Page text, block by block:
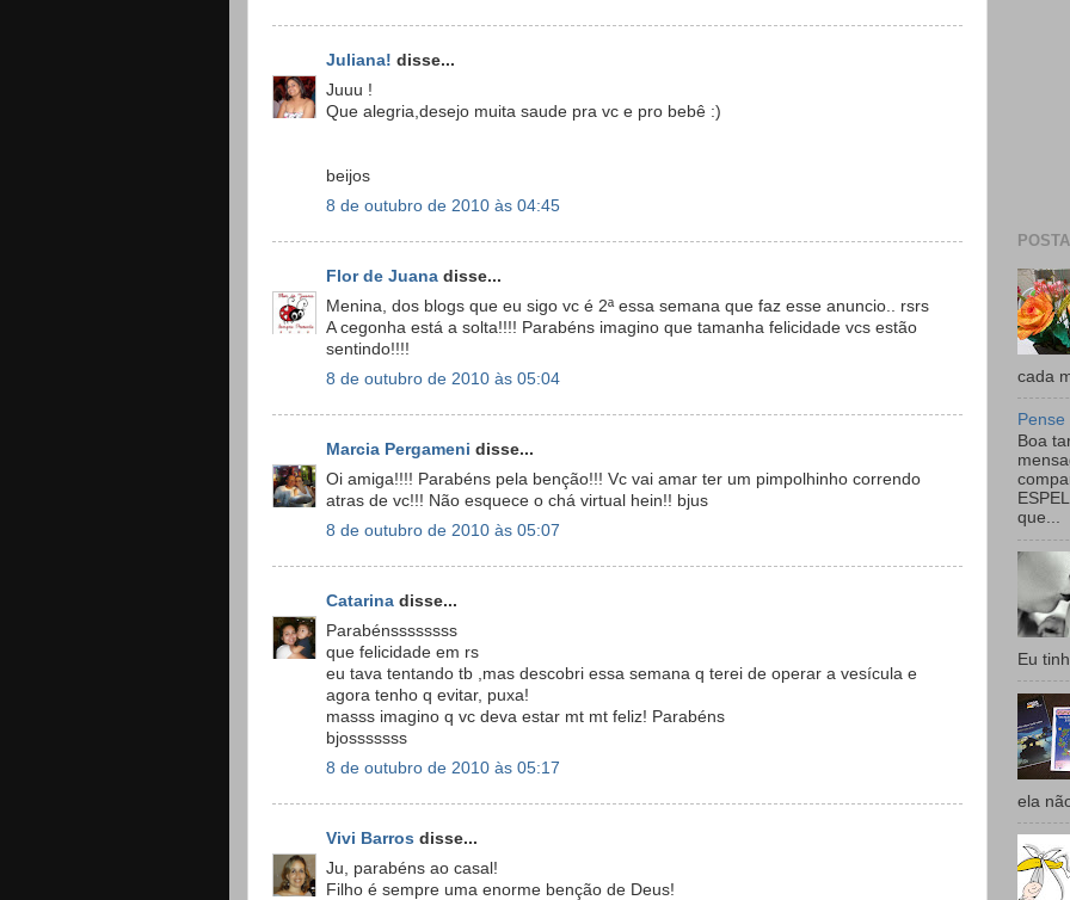
Juliana! disse...
Juuu !
Que alegria,desejo muita saude pra vc e pro bebê :)
beijos
8 de outubro de 2010 às 04:45
Flor de Juana disse...
Menina, dos blogs que eu sigo vc é 2ª essa semana que faz esse anuncio.. rsrs
A cegonha está a solta!!!! Parabéns imagino que tamanha felicidade vcs estão
sentindo!!!!
8 de outubro de 2010 às 05:04
Marcia Pergameni disse...
Oi amiga!!!! Parabéns pela benção!!! Vc vai amar ter um pimpolhinho correndo
atras de vc!!! Não esquece o chá virtual hein!! bjus
8 de outubro de 2010 às 05:07
Catarina disse...
Parabénssssssss
que felicidade em rs
eu tava tentando tb ,mas descobri essa semana q terei de operar a vesícula e
agora tenho q evitar, puxa!
masss imagino q vc deva estar mt mt feliz! Parabéns
bjosssssss
8 de outubro de 2010 às 05:17
Vivi Barros disse...
Ju, parabéns ao casal!
Filho é sempre uma enorme benção de Deus!
cada
Pense
Boa
que...
Eu
ela